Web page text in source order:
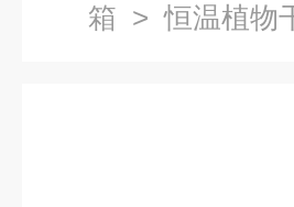
箱 >恒温植物